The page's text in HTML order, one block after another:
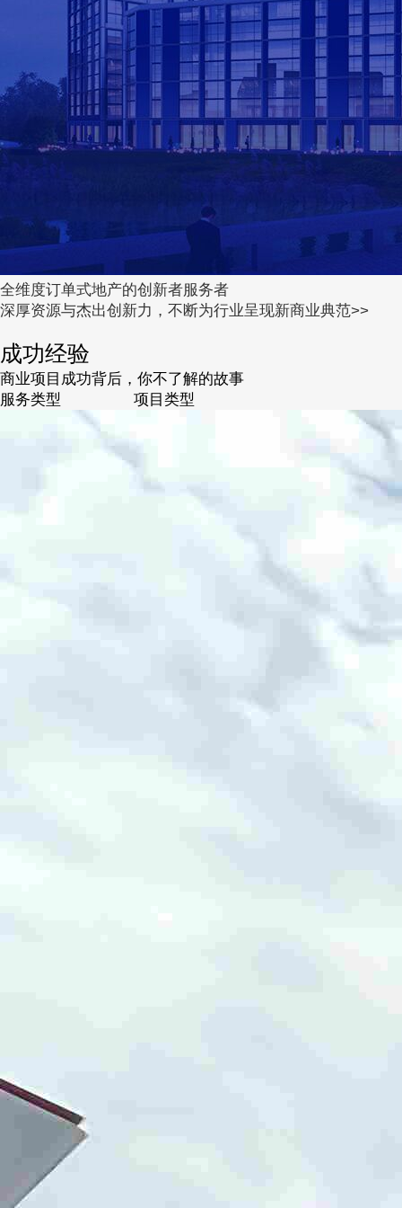
全维度订单式地产的创新者服务者
深厚资源与杰出创新力，不断为行业呈现新商业典范>>
成功经验
商业项目成功背后，你不了解的故事
服务类型
项目类型